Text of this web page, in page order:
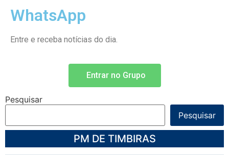
WhatsApp
Entre e receba notícias do dia.
Entrar no Grupo
Pesquisar
Pesquisar
PM DE TIMBIRAS